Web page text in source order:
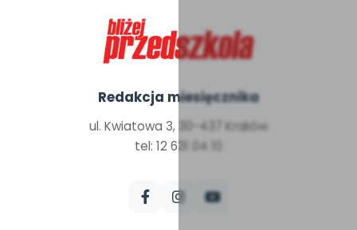
Redakcja miesięcznika
ul. Kwiatowa 3, 30-437 Kraków
tel: 12 631 04 10